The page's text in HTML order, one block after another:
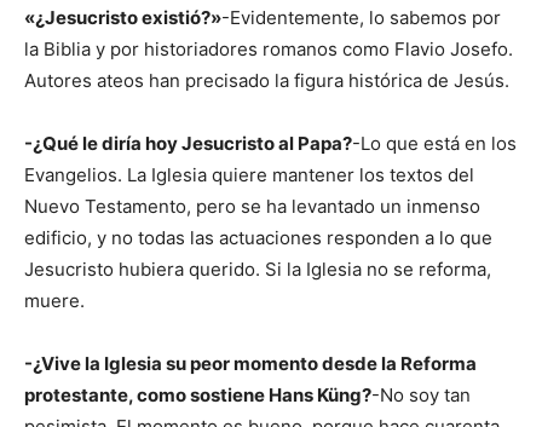
«¿Jesucristo existió?»-Evidentemente, lo sabemos por
la Biblia y por historiadores romanos como Flavio Josefo.
Autores ateos han precisado la figura histórica de Jesús.
-¿Qué le diría hoy Jesucristo al Papa?-Lo que está en los
Evangelios. La Iglesia quiere mantener los textos del
Nuevo Testamento, pero se ha levantado un inmenso
edificio, y no todas las actuaciones responden a lo que
Jesucristo hubiera querido. Si la Iglesia no se reforma,
muere.
-¿Vive la Iglesia su peor momento desde la Reforma
protestante, como sostiene Hans Küng?-No soy tan